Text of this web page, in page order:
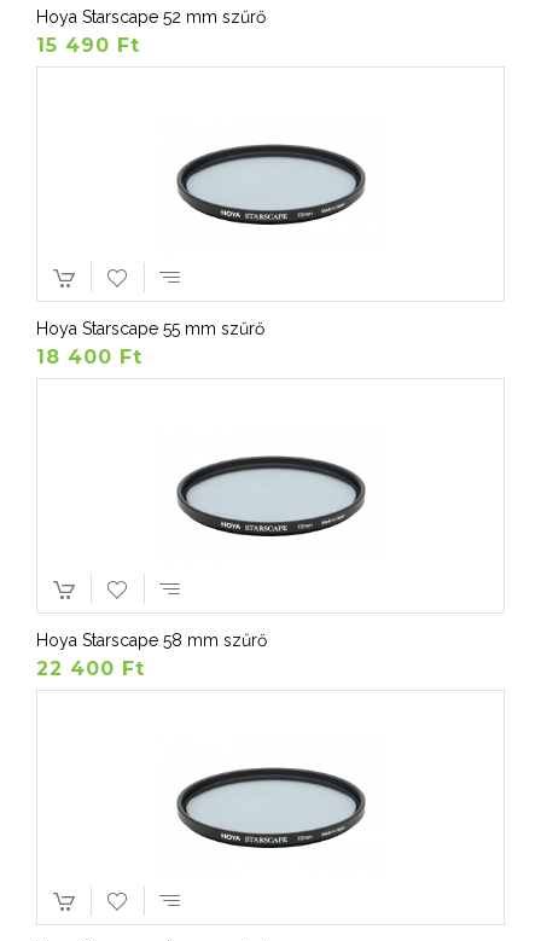
Hoya Starscape 52 mm szűrő
15 490 Ft
Hoya Starscape 55 mm szűrő
18 400 Ft
Hoya Starscape 58 mm szűrő
22 400 Ft